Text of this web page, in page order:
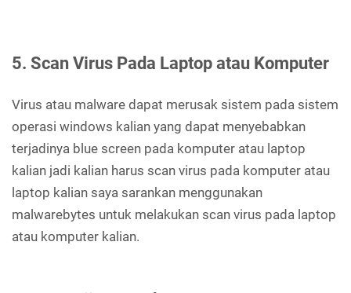
5. Scan Virus Pada Laptop atau Komputer
Virus atau malware dapat merusak sistem pada sistem
operasi windows kalian yang dapat menyebabkan
terjadinya blue screen pada komputer atau laptop
kalian jadi kalian harus scan virus pada komputer atau
laptop kalian saya sarankan menggunakan
malwarebytes untuk melakukan scan virus pada laptop
atau komputer kalian.